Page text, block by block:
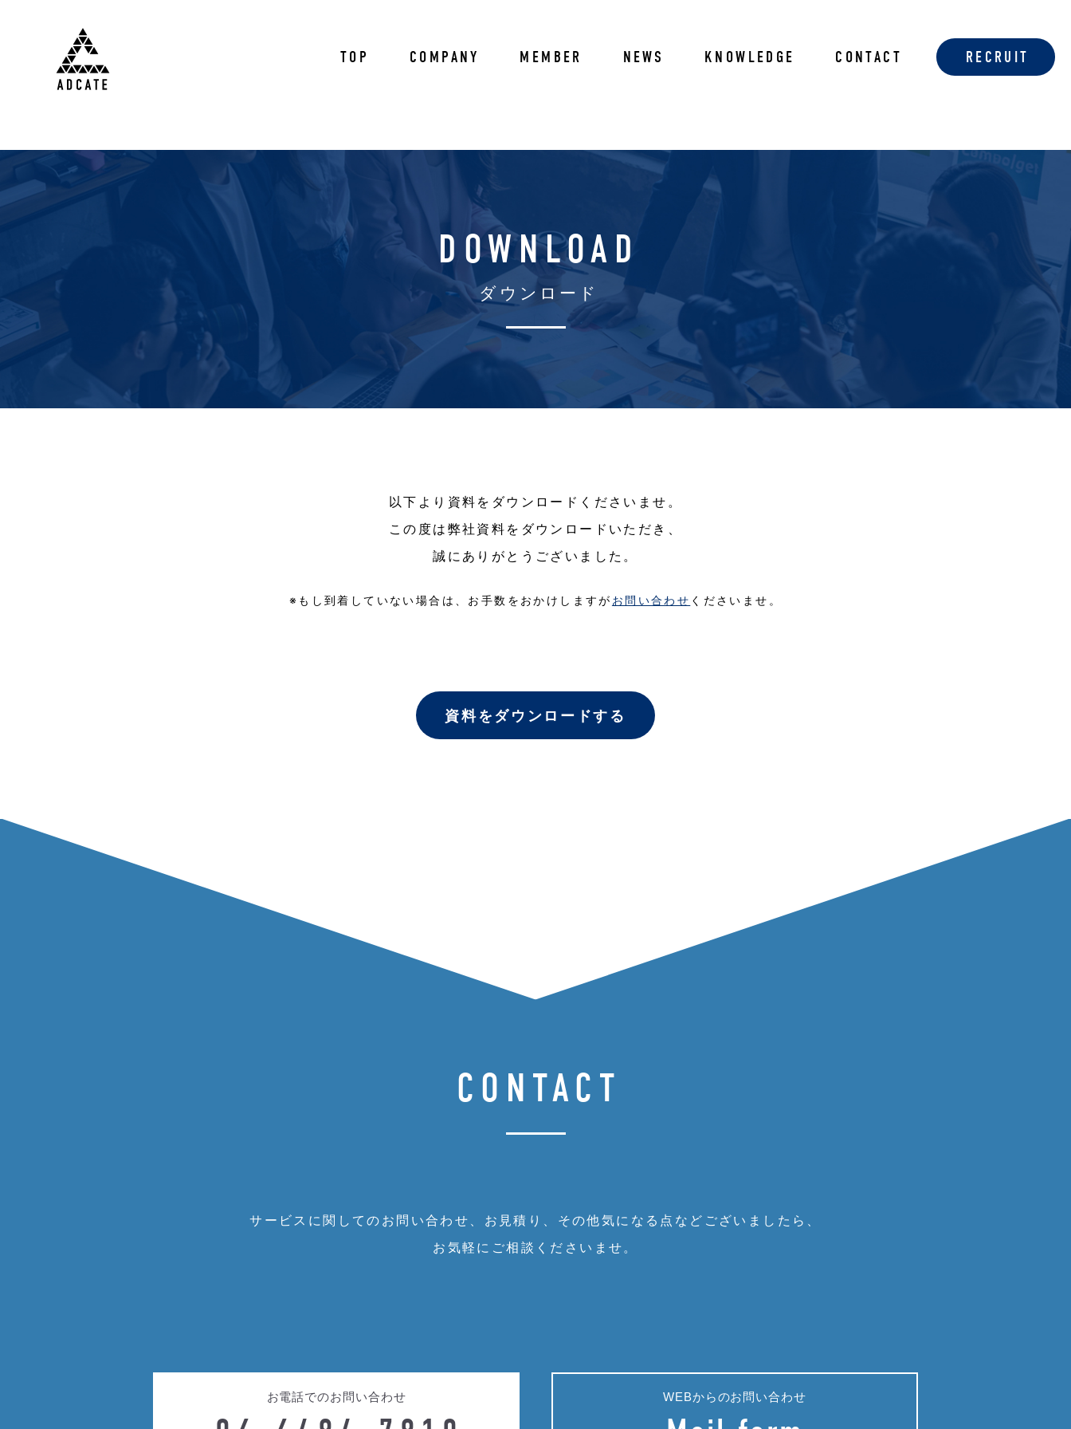
TOP COMPANY MEMBER NEWS KNOWLEDGE CONTACT RECRUIT
DOWNLOAD
ダウンロード
以下より資料をダウンロードくださいませ。
この度は弊社資料をダウンロードいただき、
誠にありがとうございました。
※もし到着していない場合は、お手数をおかけしますが お問い合わせ くださいませ。
資料をダウンロードする
CONTACT
サービスに関してのお問い合わせ、お見積り、 その他気になる点などございましたら、
お気軽にご相談くださいませ。
お電話でのお問い合わせ WEBからのお問い合わせ